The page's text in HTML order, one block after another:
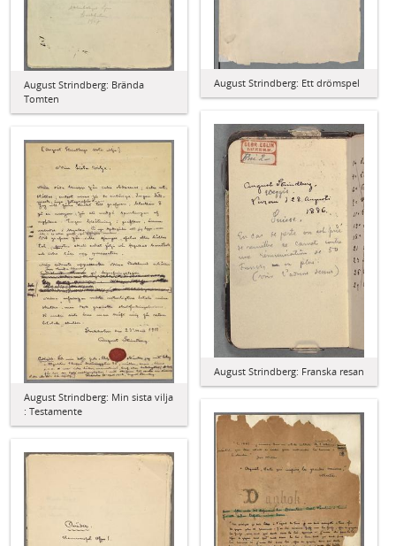
August Strindberg: Brända
Tomten
August Strindberg: Ett drömspel
August Strindberg: Franska resan
August Strindberg: Min sista vilja
: Testamente